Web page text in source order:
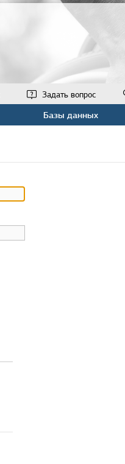
Задать вопрос
Базы данных